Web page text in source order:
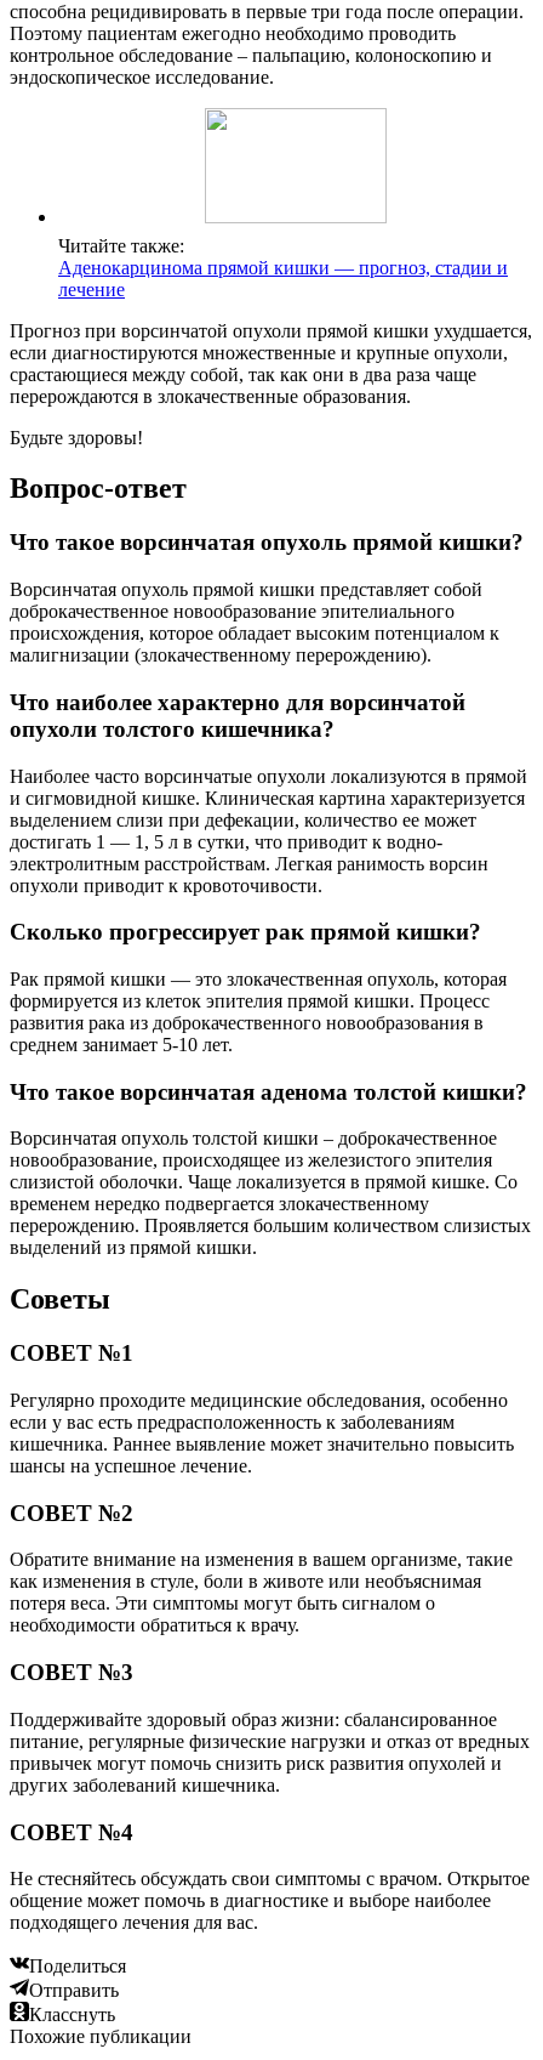
способна рецидивировать в первые три года после операции.
Поэтому пациентам ежегодно необходимо проводить
контрольное обследование – пальпацию, колоноскопию и
эндоскопическое исследование.
Читайте также:
Аденокарцинома прямой кишки — прогноз, стадии и
лечение
Прогноз при ворсинчатой опухоли прямой кишки ухудшается,
если диагностируются множественные и крупные опухоли,
срастающиеся между собой, так как они в два раза чаще
перерождаются в злокачественные образования.
Будьте здоровы!
Вопрос-ответ
Что такое ворсинчатая опухоль прямой кишки?
Ворсинчатая опухоль прямой кишки представляет собой
доброкачественное новообразование эпителиального
происхождения, которое обладает высоким потенциалом к
малигнизации (злокачественному перерождению).
Что наиболее характерно для ворсинчатой
опухоли толстого кишечника?
Наиболее часто ворсинчатые опухоли локализуются в прямой
и сигмовидной кишке. Клиническая картина характеризуется
выделением слизи при дефекации, количество ее может
достигать 1 — 1, 5 л в сутки, что приводит к водно-
электролитным расстройствам. Легкая ранимость ворсин
опухоли приводит к кровоточивости.
Сколько прогрессирует рак прямой кишки?
Рак прямой кишки — это злокачественная опухоль, которая
формируется из клеток эпителия прямой кишки. Процесс
развития рака из доброкачественного новообразования в
среднем занимает 5-10 лет.
Что такое ворсинчатая аденома толстой кишки?
Ворсинчатая опухоль толстой кишки – доброкачественное
новообразование, происходящее из железистого эпителия
слизистой оболочки. Чаще локализуется в прямой кишке. Со
временем нередко подвергается злокачественному
перерождению. Проявляется большим количеством слизистых
выделений из прямой кишки.
Советы
СОВЕТ №1
Регулярно проходите медицинские обследования, особенно
если у вас есть предрасположенность к заболеваниям
кишечника. Раннее выявление может значительно повысить
шансы на успешное лечение.
СОВЕТ №2
Обратите внимание на изменения в вашем организме, такие
как изменения в стуле, боли в животе или необъяснимая
потеря веса. Эти симптомы могут быть сигналом о
необходимости обратиться к врачу.
СОВЕТ №3
Поддерживайте здоровый образ жизни: сбалансированное
питание, регулярные физические нагрузки и отказ от вредных
привычек могут помочь снизить риск развития опухолей и
других заболеваний кишечника.
СОВЕТ №4
Не стесняйтесь обсуждать свои симптомы с врачом. Открытое
общение может помочь в диагностике и выборе наиболее
подходящего лечения для вас.
Поделиться
Отправить
Класснуть
Похожие публикации